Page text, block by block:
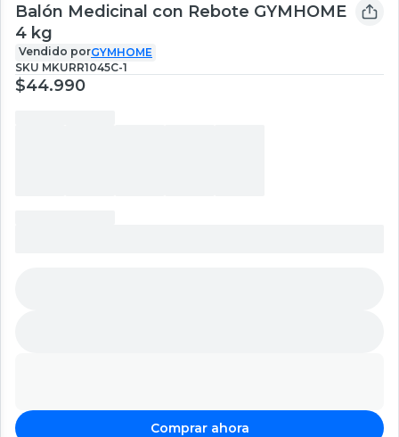
Balón Medicinal con Rebote GYMHOME
4 kg
Vendido porGYMHOME
SKU MKURR1045C-1
$44.990
Comprar ahora